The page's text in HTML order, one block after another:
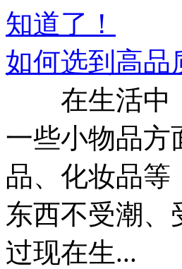
如何选到高品
在生活中，
一些小物品方
品、化妆品等
东西不受潮、
过现在生...